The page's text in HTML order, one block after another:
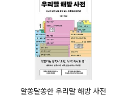
알쏭달쏭한 우리말 해방 사전